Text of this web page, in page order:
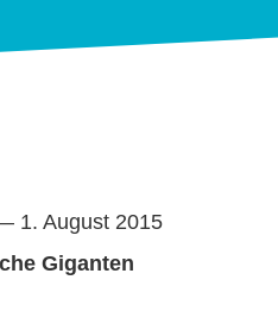
1. August 2015
Giganten